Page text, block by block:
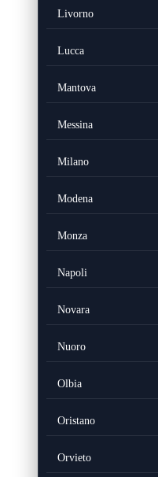
Livorno
Lucca
Mantova
Messina
Milano
Modena
Monza
Napoli
Novara
Nuoro
Olbia
Oristano
Orvieto